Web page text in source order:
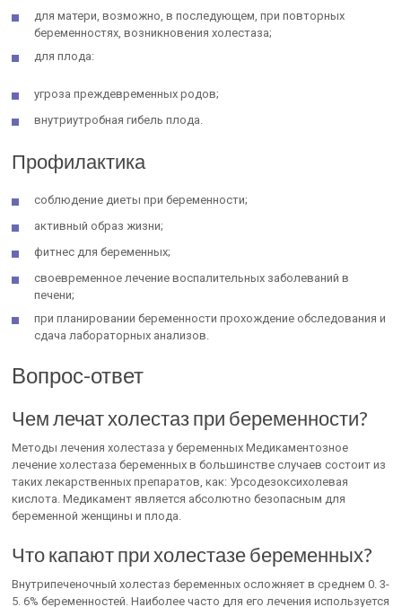
для матери, возможно, в последующем, при повторных
беременностях, возникновения холестаза;
для плода:
угроза преждевременных родов;
внутриутробная гибель плода.
Профилактика
соблюдение диеты при беременности;
активный образ жизни;
фитнес для беременных;
своевременное лечение воспалительных заболеваний в
печени;
при планировании беременности прохождение обследования и
сдача лабораторных анализов.
Вопрос-ответ
Чем лечат холестаз при беременности?
Методы лечения холестаза у беременных Медикаментозное
лечение холестаза беременных в большинстве случаев состоит из
таких лекарственных препаратов, как: Урсодезоксихолевая
кислота. Медикамент является абсолютно безопасным для
беременной женщины и плода.
Что капают при холестазе беременных?
Внутрипеченочный холестаз беременных осложняет в среднем 0. 3-
5. 6% беременностей. Наиболее часто для его лечения используется